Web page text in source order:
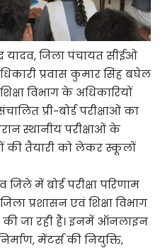
यादव, जिला पंचायत सीईओ
प्रवास कुमार सिंह बघेल
विभाग के अधिकारियों
प्री-बोर्ड परीक्षाओं का
स्थानीय परीक्षाओं के
की तैयारी को लेकर स्कूलों
में बोर्ड परीक्षा परिणाम
प्रशासन एवं शिक्षा विभाग
की जा रही हैं। इनमें ऑनलाइन
मेंटर्स की नियुक्ति,